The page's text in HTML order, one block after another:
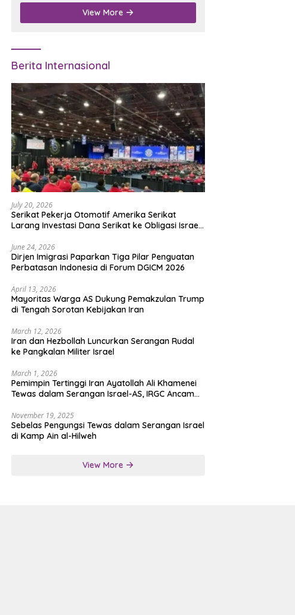
View More
Berita Internasional
July 20, 2026
Serikat Pekerja Otomotif Amerika Serikat
Larang Investasi Dana Serikat ke Obligasi Israel,
June 24, 2026
Dirjen Imigrasi Paparkan Tiga Pilar Penguatan
Perbatasan Indonesia di Forum DGICM 2026
April 13, 2026
Mayoritas Warga AS Dukung Pemakzulan Trump
di Tengah Sorotan Kebijakan Iran
March 12, 2026
Iran dan Hezbollah Luncurkan Serangan Rudal
ke Pangkalan Militer Israel
March 1, 2026
Pemimpin Tertinggi Iran Ayatollah Ali Khamenei
Tewas dalam Serangan Israel-AS, IRGC Ancam
November 19, 2025
Sebelas Pengungsi Tewas dalam Serangan Israel
di Kamp Ain al-Hilweh
View More